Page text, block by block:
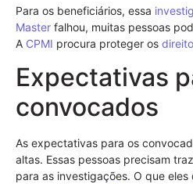
Para os beneficiários, essa
Master falhou, muitas pessoas
A CPMI procura proteger os
Expectativas
convocados
As expectativas para os
altas. Essas pessoas precisam
para as investigações. O que